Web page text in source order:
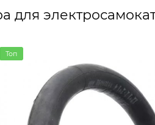
для
Топ